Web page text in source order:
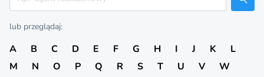
lub przeglądaj:
A B C D E F G H I J K
L
M
N O P Q R S T U V
W